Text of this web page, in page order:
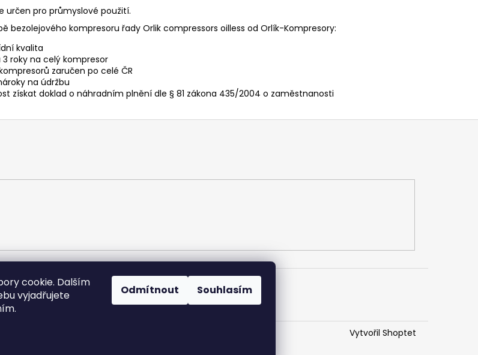
cookie. Dalším
vyjadřujete
Odmítnout Souhlasím
určen pro průmyslové použití.
bezolejového kompresoru řady Orlik compressors oilless od Orlík-Kompresory:
kvalita
3 roky na celý kompresor
zaručen po celé ČR
na údržbu
získat doklad o náhradním plnění dle § 81 zákona 435/2004 o zaměstnanosti
ORLÍK-KOMPRESORY výrobní družstvo
Vytvořil Shoptet